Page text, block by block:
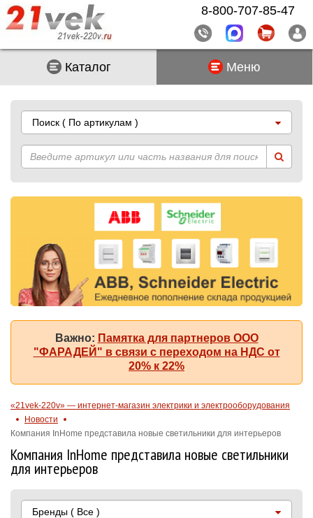
Каталог Меню
Поиск ( По артикулам )
Важно: Памятка для партнеров ООО
"ФАРАДЕЙ" в связи с переходом на НДС от
20% к 22%
«21vek-220v» — интернет-магазин электрики и электрооборудования
Новости
Компания InHome представила новые светильники для интерьеров
Компания InHome представила новые светильники
для интерьеров
Бренды ( Все )
8-800-707-85-47